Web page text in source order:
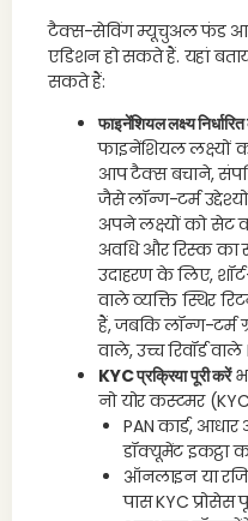
टैक्स-सेविंग म्यूचुअल फंड
एडिशन हो सकते हैं. यहां
सकते हैं:
फाइनेंशियल लक्ष्य
फाइनेंशियल लक्ष्यों
आप टैक्स बचाने,
जैसे लॉन्ग-टर्म
अपने लक्ष्यों को सेट
अवधि और रिस्क का
उदाहरण के लिए,
वाले व्यक्ति स्थिर
हैं, जबकि लॉन्ग-टर्म
वाले, उच्च रिवॉर्ड
KYC प्रक्रिया पूरी करें
नो योर कस्टमर
PAN कार्ड,
डॉक्यूमेंट इकट्ठा
ऑनलाइन या
पास KYC प्रोसेस